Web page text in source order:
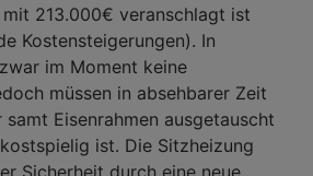
213.000€ veranschlagt ist
Kostensteigerungen). In
im Moment keine
müssen in absehbarer Zeit
Eisenrahmen ausgetauscht
ist. Die Sitzheizung
Sicherheit durch eine neue